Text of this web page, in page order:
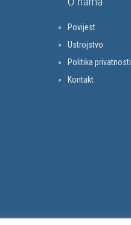
Povijest
Ustrojstvo
Politika privatnosti
Kontakt